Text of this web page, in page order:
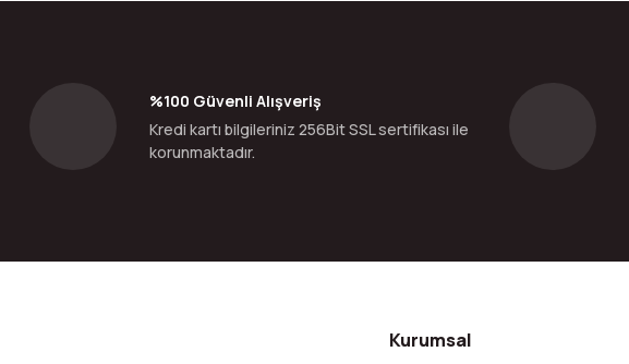
%100 Güvenli Alışveriş
Kredi kartı bilgileriniz 256Bit SSL sertifikası ile
korunmaktadır.
Kurumsal